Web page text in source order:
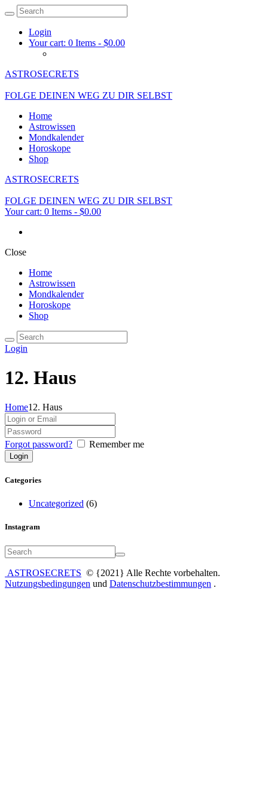
Login
Your cart: 0 Items - $0.00
ASTROSECRETS
FOLGE DEINEN WEG ZU DIR SELBST
Home
Astrowissen
Mondkalender
Horoskope
Shop
ASTROSECRETS
FOLGE DEINEN WEG ZU DIR SELBST
Your cart: 0 Items - $0.00
Close
Home
Astrowissen
Mondkalender
Horoskope
Shop
Login
12. Haus
Home12. Haus
Forgot password? Remember me
Categories
Uncategorized (6)
Instagram
ASTROSECRETS © {2021} Alle Rechte vorbehalten.
Nutzungsbedingungen und Datenschutzbestimmungen .